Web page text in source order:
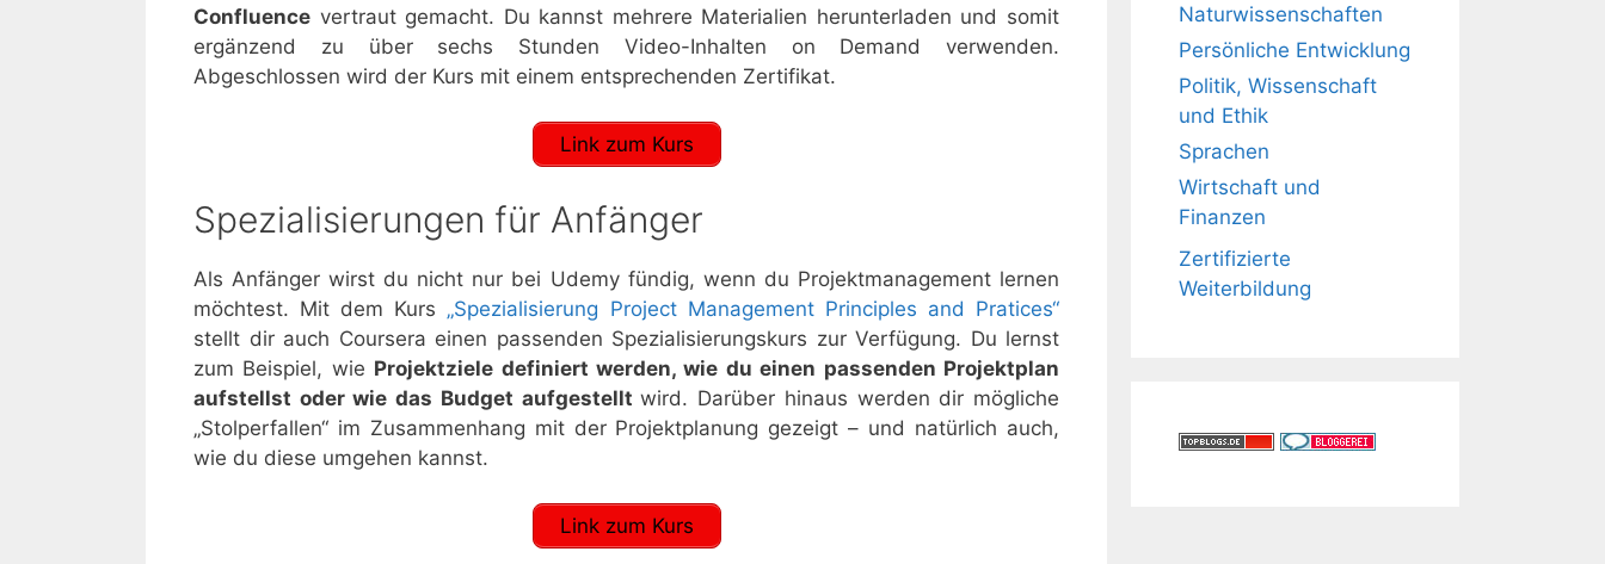
Confluence vertraut gemacht. Du kannst mehrere Materialien herunterladen und somit
ergänzend zu über sechs Stunden Video-Inhalten on Demand verwenden.
Abgeschlossen wird der Kurs mit einem entsprechenden Zertifikat.
Link zum Kurs
Spezialisierungen für Anfänger
Als Anfänger wirst du nicht nur bei Udemy fündig, wenn du Projektmanagement lernen
möchtest. Mit dem Kurs „Spezialisierung Project Management Principles and Pratices“
stellt dir auch Coursera einen passenden Spezialisierungskurs zur Verfügung. Du lernst
zum Beispiel, wie Projektziele definiert werden, wie du einen passenden Projektplan
aufstellst oder wie das Budget aufgestelltwird. Darüber hinaus werden dir mögliche
„Stolperfallen“ im Zusammenhang mit der Projektplanung gezeigt – und natürlich auch,
wie du diese umgehen kannst.
Link zum Kurs
Naturwissenschaften
Persönliche Entwicklung
Politik, Wissenschaft
und Ethik
Sprachen
Wirtschaft und
Finanzen
Zertifizierte
Weiterbildung